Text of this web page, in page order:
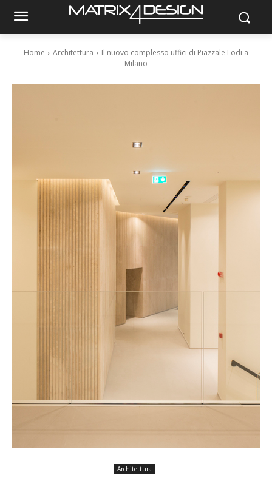
Home Architettura
Il nuovo complesso uffici di Piazzale Lodi a
Milano
Architettura